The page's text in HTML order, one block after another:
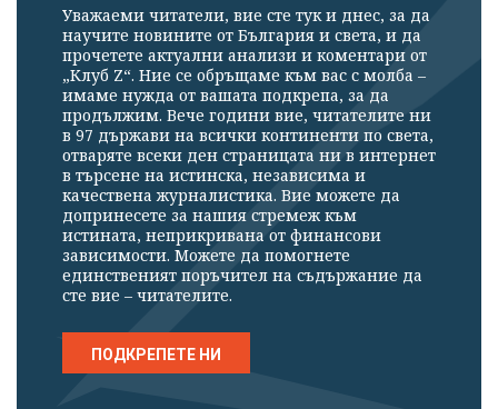
Уважаеми читатели, вие сте тук и днес, за да
научите новините от България и света, и да
прочетете актуални анализи и коментари от
„Клуб Z“. Ние се обръщаме към вас с молба –
имаме нужда от вашата подкрепа, за да
продължим. Вече години вие, читателите ни
в 97 държави на всички континенти по света,
отваряте всеки ден страницата ни в интернет
в търсене на истинска, независима и
качествена журналистика. Вие можете да
допринесете за нашия стремеж към
истината, неприкривана от финансови
зависимости. Можете да помогнете
единственият поръчител на съдържание да
сте вие – читателите.
ПОДКРЕПЕТЕ НИ